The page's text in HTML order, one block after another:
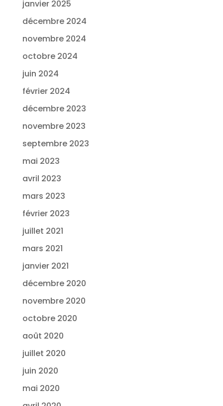
janvier 2025
décembre 2024
novembre 2024
octobre 2024
juin 2024
février 2024
décembre 2023
novembre 2023
septembre 2023
mai 2023
avril 2023
mars 2023
février 2023
juillet 2021
mars 2021
janvier 2021
décembre 2020
novembre 2020
octobre 2020
août 2020
juillet 2020
juin 2020
mai 2020